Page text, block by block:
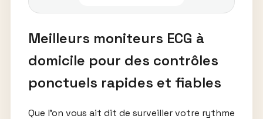
Meilleurs moniteurs ECG à
domicile pour des contrôles
ponctuels rapides et fiables
Que l’on vous ait dit de surveiller votre rythme